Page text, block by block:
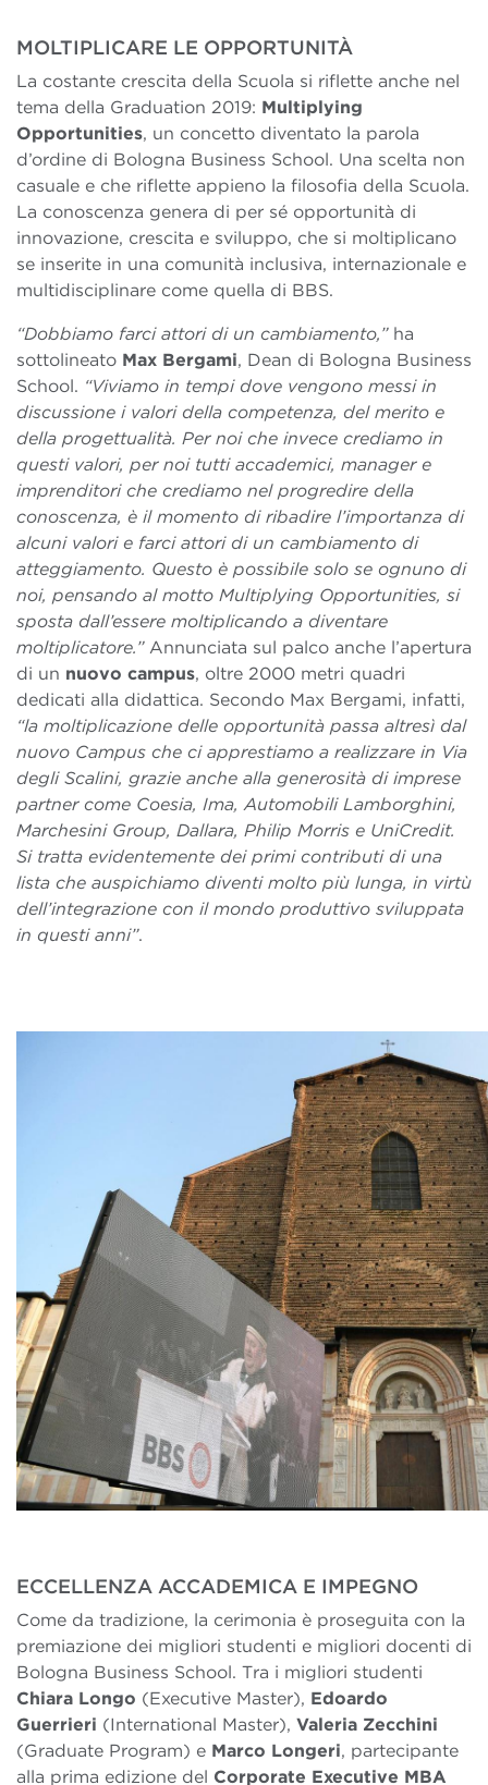
MOLTIPLICARE LE OPPORTUNITÀ
La costante crescita della Scuola si riflette anche nel
tema della Graduation 2019: Multiplying
Opportunities, un concetto diventato la parola
d’ordine di Bologna Business School. Una scelta non
casuale e che riflette appieno la filosofia della Scuola.
La conoscenza genera di per sé opportunità di
innovazione, crescita e sviluppo, che si moltiplicano
se inserite in una comunità inclusiva, internazionale e
multidisciplinare come quella di BBS.
“Dobbiamo farci attori di un cambiamento,”ha
sottolineato Max Bergami, Dean di Bologna Business
School. “Viviamo in tempi dove vengono messi in
discussione i valori della competenza, del merito e
della progettualità. Per noi che invece crediamo in
questi valori, per noi tutti accademici, manager e
imprenditori che crediamo nel progredire della
conoscenza, è il momento di ribadire l’importanza di
alcuni valori e farci attori di un cambiamento di
atteggiamento. Questo è possibile solo se ognuno di
noi, pensando al motto Multiplying Opportunities, si
sposta dall’essere moltiplicando a diventare
moltiplicatore.”Annunciata sul palco anche l’apertura
di un nuovo campus, oltre 2000 metri quadri
dedicati alla didattica. Secondo Max Bergami, infatti,
“la moltiplicazione delle opportunità passa altresì dal
nuovo Campus che ci apprestiamo a realizzare in Via
degli Scalini, grazie anche alla generosità di imprese
partner come Coesia, Ima, Automobili Lamborghini,
Marchesini Group, Dallara, Philip Morris e UniCredit.
Si tratta evidentemente dei primi contributi di una
lista che auspichiamo diventi molto più lunga, in virtù
dell’integrazione con il mondo produttivo sviluppata
in questi anni”.
ECCELLENZA ACCADEMICA E IMPEGNO
Come da tradizione, la cerimonia è proseguita con la
premiazione dei migliori studenti e migliori docenti di
Bologna Business School. Tra i migliori studenti
Chiara Longo (Executive Master), Edoardo
Guerrieri (International Master), Valeria Zecchini
(Graduate Program) e Marco Longeri, partecipante
alla prima edizione del Corporate Executive MBA